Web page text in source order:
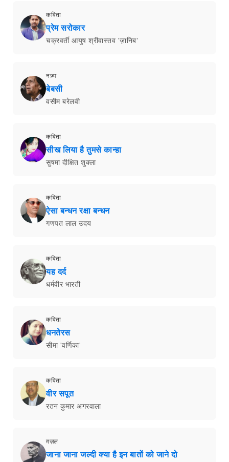
कविता
प्रेम सरोकार
चक्रवर्ती आयुष श्रीवास्तव 'ज़ानिब'
नज़्म
बेबसी
वसीम बरेलवी
कविता
सीख लिया है तुमसे कान्हा
सुषमा दीक्षित शुक्ला
कविता
ऐसा बन्धन रक्षा बन्धन
गणपत लाल उदय
कविता
यह दर्द
धर्मवीर भारती
कविता
धनतेरस
सीमा 'वर्णिका'
कविता
वीर सपूत
रतन कुमार अगरवाला
ग़ज़ल
जाना जाना जल्दी क्या है इन बातों को जाने दो